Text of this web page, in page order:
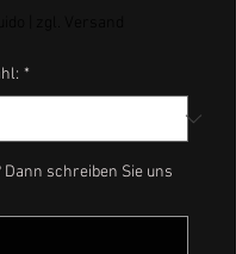
*
Dann schreiben Sie uns